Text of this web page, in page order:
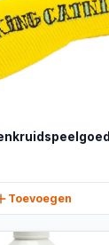
Toevoegen